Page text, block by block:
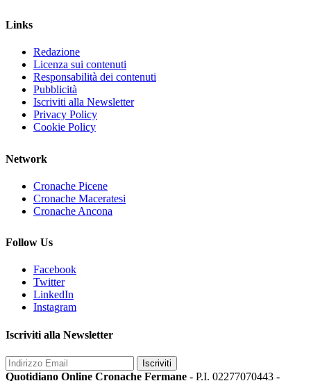
Links
Redazione
Licenza sui contenuti
Responsabilità dei contenuti
Pubblicità
Iscriviti alla Newsletter
Privacy Policy
Cookie Policy
Network
Cronache Picene
Cronache Maceratesi
Cronache Ancona
Follow Us
Facebook
Twitter
LinkedIn
Instagram
Iscriviti alla Newsletter
Iscriviti
Quotidiano Online Cronache Fermane - P.I. 02277070443 -